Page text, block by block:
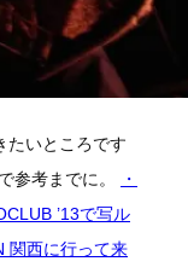
たいところです
参考までに。
・
’13で写ル
関西に行って来